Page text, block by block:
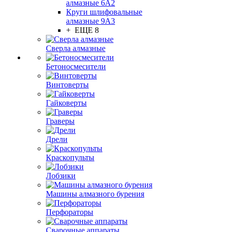
алмазные 6A2
Круги шлифовальные
алмазные 9А3
+ ЕЩЕ 8
Сверла алмазные
Бетоносмесители
Винтоверты
Гайковерты
Граверы
Дрели
Краскопульты
Лобзики
Машины алмазного бурения
Перфораторы
Сварочные аппараты